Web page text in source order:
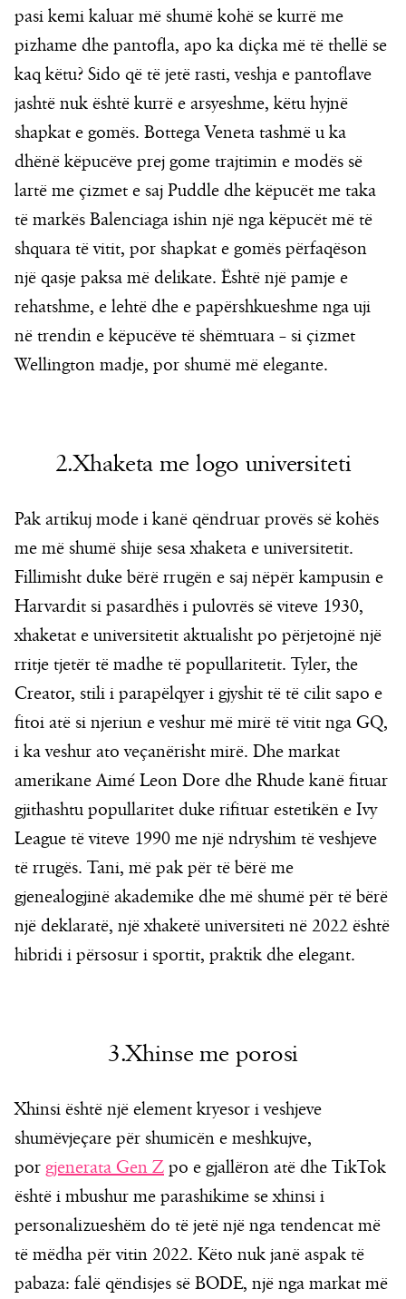
pasi kemi kaluar më shumë kohë se kurrë me
pizhame dhe pantofla, apo ka diçka më të thellë se
kaq këtu? Sido që të jetë rasti, veshja e pantoflave
jashtë nuk është kurrë e arsyeshme, këtu hyjnë
shapkat e gomës. Bottega Veneta tashmë u ka
dhënë këpucëve prej gome trajtimin e modës së
lartë me çizmet e saj Puddle dhe këpucët me taka
të markës Balenciaga ishin një nga këpucët më të
shquara të vitit, por shapkat e gomës përfaqëson
një qasje paksa më delikate. Është një pamje e
rehatshme, e lehtë dhe e papërshkueshme nga uji
në trendin e këpucëve të shëmtuara – si çizmet
Wellington madje, por shumë më elegante.
2.Xhaketa me logo universiteti
Pak artikuj mode i kanë qëndruar provës së kohës
me më shumë shije sesa xhaketa e universitetit.
Fillimisht duke bërë rrugën e saj nëpër kampusin e
Harvardit si pasardhës i pulovrës së viteve 1930,
xhaketat e universitetit aktualisht po përjetojnë një
rritje tjetër të madhe të popullaritetit. Tyler, the
Creator, stili i parapëlqyer i gjyshit të të cilit sapo e
fitoi atë si njeriun e veshur më mirë të vitit nga GQ,
i ka veshur ato veçanërisht mirë. Dhe markat
amerikane Aimé Leon Dore dhe Rhude kanë fituar
gjithashtu popullaritet duke rifituar estetikën e Ivy
League të viteve 1990 me një ndryshim të veshjeve
të rrugës. Tani, më pak për të bërë me
gjenealogjinë akademike dhe më shumë për të bërë
një deklaratë, një xhaketë universiteti në 2022 është
hibridi i përsosur i sportit, praktik dhe elegant.
3.Xhinse me porosi
Xhinsi është një element kryesor i veshjeve
shumëvjeçare për shumicën e meshkujve,
por gjenerata Gen Z po e gjallëron atë dhe TikTok
është i mbushur me parashikime se xhinsi i
personalizueshëm do të jetë një nga tendencat më
të mëdha për vitin 2022. Këto nuk janë aspak të
pabaza: falë qëndisjes së BODE, një nga markat më